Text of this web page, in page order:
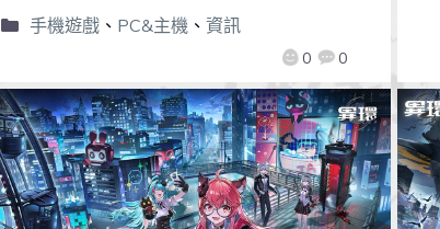
0 0
手機遊戲、 PC&主機、 資訊